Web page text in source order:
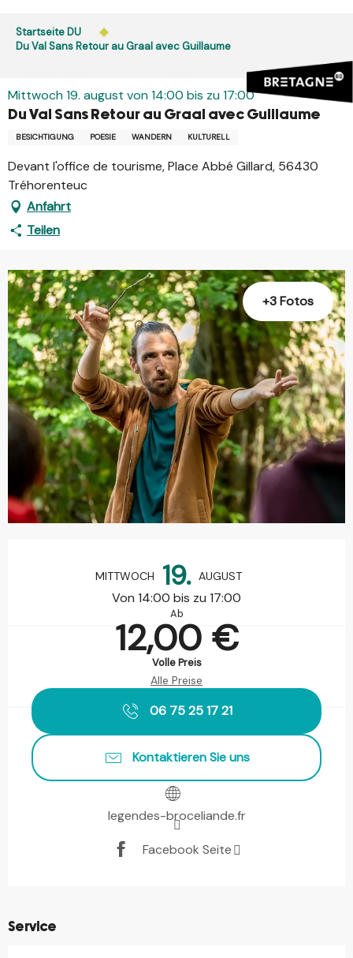
contenu
Startseite DU
Du Val Sans Retour au Graal avec Guillaume
Mittwoch 19. august von 14:00 bis zu 17:00
Du Val Sans Retour au Graal avec Guillaume
BESICHTIGUNG POESIE WANDERN KULTURELL
Devant l'office de tourisme, Place Abbé Gillard, 56430
Tréhorenteuc
Anfahrt
Teilen
+3 Fotos
MITTWOCH 19. AUGUST
Von 14:00 bis zu 17:00
Ab
12,00 €
Volle Preis
Alle Preise
06 75 25 17 21
Kontaktieren Sie uns
legendes-broceliande.fr
Facebook Seite
Service